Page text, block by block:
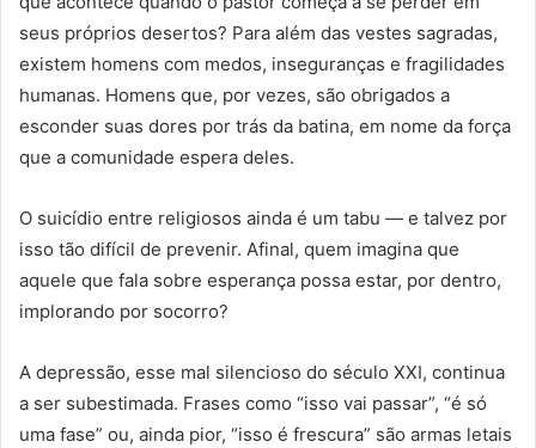
seus próprios desertos? Para além das vestes sagradas,
existem homens com medos, inseguranças e fragilidades
humanas. Homens que, por vezes, são obrigados a
esconder suas dores por trás da batina, em nome da força
que a comunidade espera deles.
O suicídio entre religiosos ainda é um tabu — e talvez por
isso tão difícil de prevenir. Afinal, quem imagina que
aquele que fala sobre esperança possa estar, por dentro,
implorando por socorro?
A depressão, esse mal silencioso do século XXI, continua
a ser subestimada. Frases como “isso vai passar”, “é só
uma fase” ou, ainda pior, “isso é frescura” são armas letais